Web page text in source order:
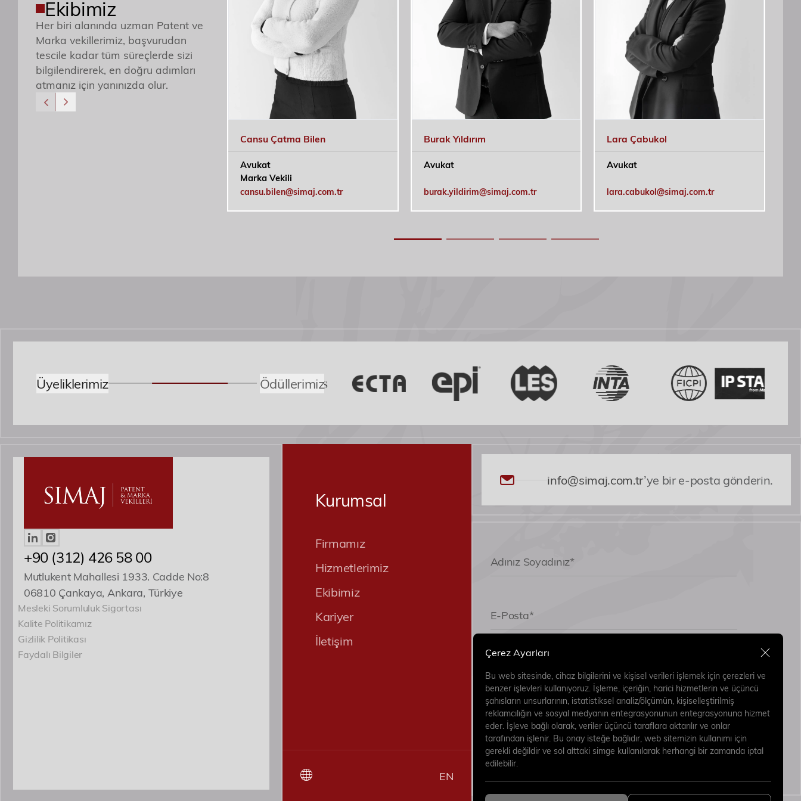
Ekibimiz
Her biri alanında uzman Patent ve
Marka vekillerimiz, başvurudan
tescile kadar tüm süreçlerde sizi
bilgilendirerek, en doğru adımları
atmanız için yanınızda olur.
Cansu Çatma Bilen
Avukat
Marka Vekili
cansu.bilen@simaj.com.tr
Burak Yıldırım
Avukat
burak.yildirim@simaj.com.tr
Lara Çabukol
Avukat
lara.cabukol@simaj.com.tr
Üyeliklerimiz Ödüllerimiz
+90 (312) 426 58 00
Mutlukent Mahallesi 1933. Cadde No:8
06810 Çankaya, Ankara, Türkiye
Mesleki Sorumluluk Sigortası
Kalite Politikamız
Gizlilik Politikası
Faydalı Bilgiler
Kurumsal
Firmamız
Hizmetlerimiz
Ekibimiz
Kariyer
İletişim
EN
info@simaj.com.tr’ye bir e-posta gönderin.
Formu göndererek
Aydınlatma Metni
Gönder
Çerez Ayarları
Bu web sitesinde, cihaz bilgilerini ve kişisel verileri işlemek için çerezleri ve
benzer işlevleri kullanıyoruz. İşleme, içeriğin, harici hizmetlerin ve üçüncü
şahısların unsurlarının, istatistiksel analiz/ölçümün, kişiselleştirilmiş
reklamcılığın ve sosyal medyanın entegrasyonunun entegrasyonuna hizmet
eder. İşleve bağlı olarak, veriler üçüncü taraflara aktarılır ve onlar
tarafından işlenir. Bu onay isteğe bağlıdır, web sitemizin kullanımı için
gerekli değildir ve sol alttaki simge kullanılarak herhangi bir zamanda iptal
edilebilir.